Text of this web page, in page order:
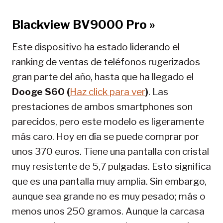
Blackview BV9000 Pro »
Este dispositivo ha estado liderando el
ranking de ventas de teléfonos rugerizados
gran parte del año, hasta que ha llegado el
Dooge S60 (Haz click para ver). Las
prestaciones de ambos smartphones son
parecidos, pero este modelo es ligeramente
más caro. Hoy en día se puede comprar por
unos 370 euros. Tiene una pantalla con cristal
muy resistente de 5,7 pulgadas. Esto significa
que es una pantalla muy amplia. Sin embargo,
aunque sea grande no es muy pesado; más o
menos unos 250 gramos. Aunque la carcasa